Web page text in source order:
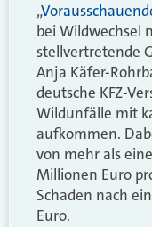
„
bei Wildwechsel
stellvertretende
Anja Käfer-
deutsche KFZ-
Wildunfälle mit
aufkommen.
von mehr als
Millionen Euro
Schaden nach
Euro.